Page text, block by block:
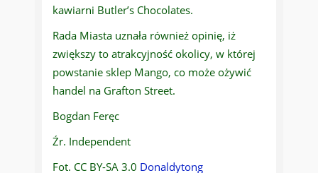
kawiarni Butler’s Chocolates.
Rada Miasta uznała również opinię, iż
zwiększy to atrakcyjność okolicy, w której
powstanie sklep Mango, co może ożywić
handel na Grafton Street.
Bogdan Feręc
Źr. Independent
Fot. CC BY-SA 3.0 Donaldytong